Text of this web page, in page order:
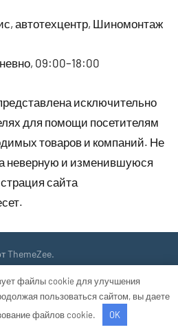
автотехцентр, Шиномонтаж
09:00–18:00
исключительно
для помощи посетителям
товаров и компаний. Не
неверную и изменившуюся
сайта
ThemeZee.
файлы cookie для улучшения
пользоваться сайтом, вы даете
файлов cookie.
OK